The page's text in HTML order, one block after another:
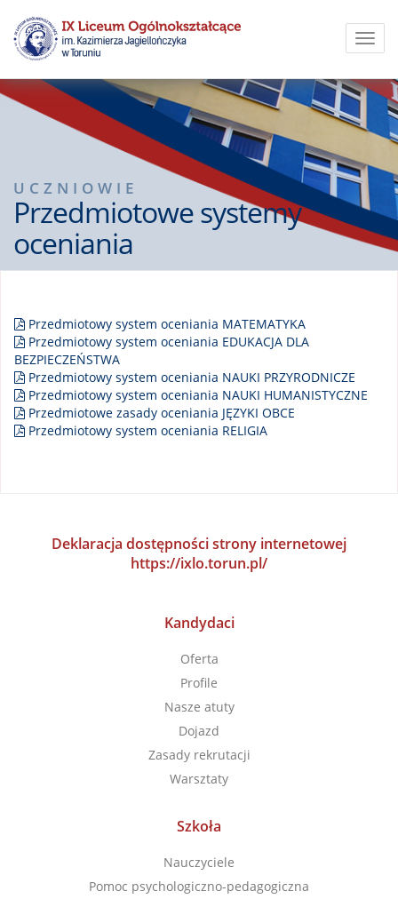
UCZNIOWIE
Przedmiotowe systemy
oceniania
Przedmiotowy system oceniania MATEMATYKA
Przedmiotowy system oceniania EDUKACJA DLA
BEZPIECZEŃSTWA
Przedmiotowy system oceniania NAUKI PRZYRODNICZE
Przedmiotowy system oceniania NAUKI HUMANISTYCZNE
Przedmiotowe zasady oceniania JĘZYKI OBCE
Przedmiotowy system oceniania RELIGIA
Deklaracja dostępności strony internetowej
https://ixlo.torun.pl/
Kandydaci
Oferta
Profile
Nasze atuty
Dojazd
Zasady rekrutacji
Warsztaty
Szkoła
Nauczyciele
Pomoc psychologiczno-pedagogiczna